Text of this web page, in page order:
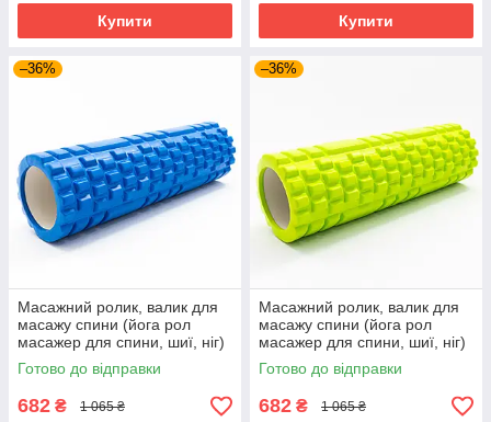
Купити Купити
–36%
Масажний ролик, валик для
масажу спини (йога рол
масажер для спини, шиї, ніг)
OSPORT 45*14см (MS 1843-
2) Синій
Готово до відправки
682 ₴ 1 065 ₴
–36%
Масажний ролик, валик для
масажу спини (йога рол
масажер для спини, шиї, ніг)
OSPORT 45*14см (MS 1843-
2)
Готово до відправки
682 ₴ 1 065 ₴